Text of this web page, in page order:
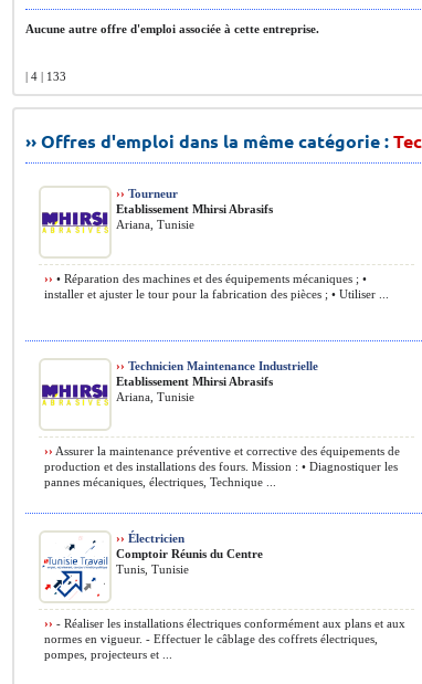
Aucune autre offre d'emploi associée à cette entreprise.
| 4 | 133
›› Offres d'emploi dans la même catégorie :
›› Tourneur
Etablissement Mhirsi Abrasifs
Ariana, Tunisie
›› • Réparation des machines et des équipements mécaniques ; •
installer et ajuster le tour pour la fabrication des pièces ; • Utiliser ...
›› Technicien Maintenance Industrielle
Etablissement Mhirsi Abrasifs
Ariana, Tunisie
›› Assurer la maintenance préventive et corrective des équipements de
production et des installations des fours. Mission : • Diagnostiquer les
pannes mécaniques, électriques, Technique ...
›› Électricien
Comptoir Réunis du Centre
Tunis, Tunisie
›› - Réaliser les installations électriques conformément aux plans et aux
normes en vigueur. - Effectuer le câblage des coffrets électriques,
pompes, projecteurs et ...